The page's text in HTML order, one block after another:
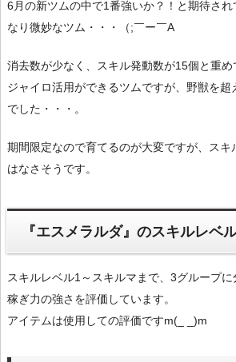
6月の新ツムの中で1番強いか？！と期待さ
なり微妙なツム・・・（;￣ー￣A
消去数が少なく、スキル発動数が15個と重め
ジャイロ活用ができるツムですが、野獣を超
でした・・・。
期間限定なので育てるのが大変ですが、スキ
はなさそうです。
『エスメラルダ』のスキルレベ
スキルレベル1～スキルマまで、3グループ
稼ぎ力の強さを評価しています。
アイテムは使用しての評価ですm(_ _)m